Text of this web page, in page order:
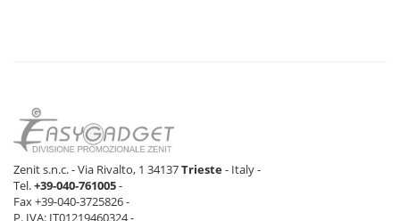
Zenit s.n.c. - Via Rivalto, 1 34137Trieste- Italy -
Tel.+39-040-761005-
Fax +39-040-3725826 -
P. IVA: IT01219460324 -